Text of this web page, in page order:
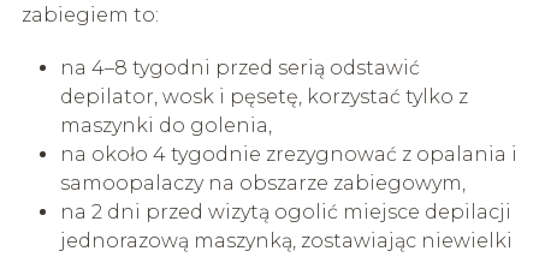
zabiegiem to:
na 4–8 tygodni przed serią odstawić
depilator, wosk i pęsetę, korzystać tylko z
maszynki do golenia,
na około 4 tygodnie zrezygnować z opalania i
samoopalaczy na obszarze zabiegowym,
na 2 dni przed wizytą ogolić miejsce depilacji
jednorazową maszynką, zostawiając niewielki